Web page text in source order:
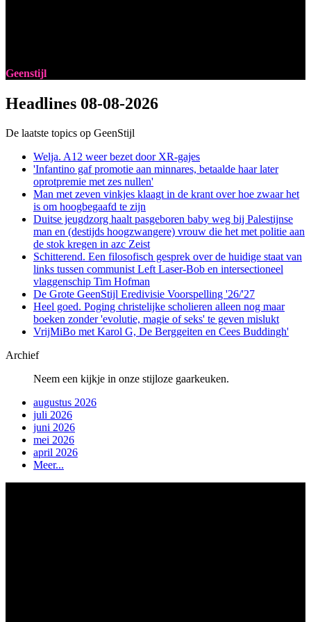
Geenstijl
Headlines 08-08-2026
De laatste topics op GeenStijl
Welja. A12 weer bezet door XR-gajes
'Infantino gaf promotie aan minnares, betaalde haar later
oprotpremie met zes nullen'
Man met zeven vinkjes klaagt in de krant over hoe zwaar het
is om hoogbegaafd te zijn
Duitse jeugdzorg haalt pasgeboren baby weg bij Palestijnse
man en (destijds hoogzwangere) vrouw die het met politie aan
de stok kregen in azc Zeist
Schitterend. Een filosofisch gesprek over de huidige staat van
links tussen communist Left Laser-Bob en intersectioneel
vlaggenschip Tim Hofman
De Grote GeenStijl Eredivisie Voorspelling '26/'27
Heel goed. Poging christelijke scholieren alleen nog maar
boeken zonder 'evolutie, magie of seks' te geven mislukt
VrijMiBo met Karol G, De Berggeiten en Cees Buddingh'
Archief
Neem een kijkje in onze stijloze gaarkeuken.
augustus 2026
juli 2026
juni 2026
mei 2026
april 2026
Meer...